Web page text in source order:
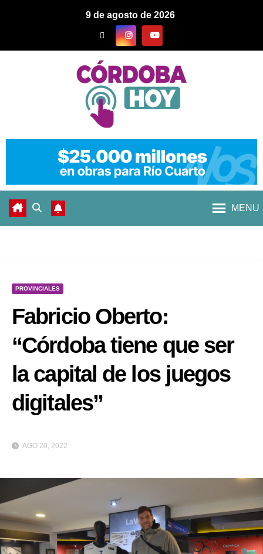
9 de agosto de 2026
MENU
PROVINCIALES
Fabricio Oberto:
“Córdoba tiene que ser
la capital de los juegos
digitales”
AGO 20, 2022